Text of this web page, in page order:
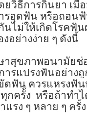
ยวิธีการกินยา เมื่
รอุดฟัน หรือถอน
นไม่ให้เกิดโรคฟั
อย่างง่าย ๆ ดังนี้
าสุขภาพอนามัยช่
ารแปรงฟันอย่าง
ดฟัน ควรแหรงฟั
กครั้ง หรือถ้าทำ
รง ๆ หลาย ๆ ครั้ง